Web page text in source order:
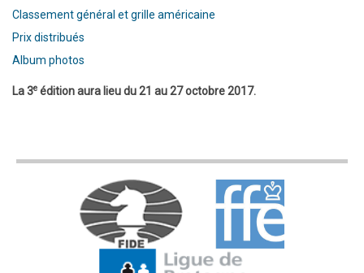
Classement général et grille américaine
Prix distribués
Album photos
La 3e édition aura lieu du 21 au 27 octobre 2017.